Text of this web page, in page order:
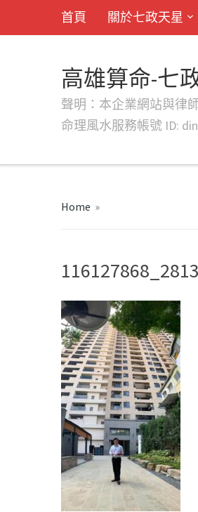
首頁 關於七政天星
高雄算命-七
聲明：本企業網站與律
命理風水服務帳號 ID:
Home »